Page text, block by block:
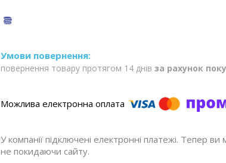
повернення товару протягом 14 днів за рахунок
У компанії підключені електронні платежі. Тепер
не покидаючи сайту.